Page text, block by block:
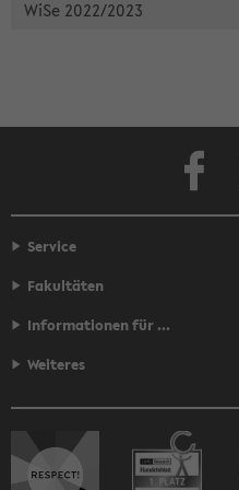
WiSe 2022/2023
Service
Fakultäten
Informationen für ...
Weiteres